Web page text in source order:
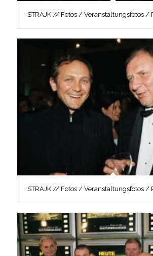
STRAJK // Fotos / Veranstaltungsfotos /
STRAJK // Fotos / Veranstaltungsfotos /